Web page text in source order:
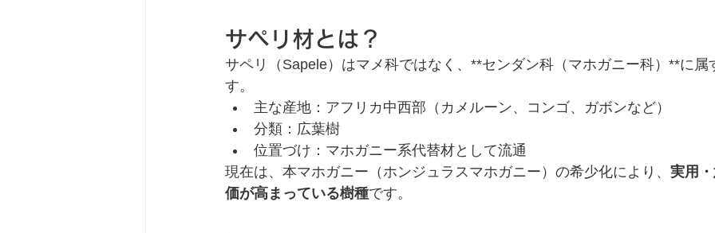
サペリ材とは？
サペリ（Sapele）はマメ科ではなく、**センダン科（マホガニー科）**に属
す。
主な産地：アフリカ中西部（カメルーン、コンゴ、ガボンなど）
分類：広葉樹
位置づけ：マホガニー系代替材として流通
現在は、本マホガニー（ホンジュラスマホガニー）の希少化により、 実用
価が高まっている樹種です。